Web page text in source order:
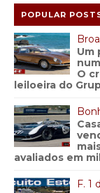
POPULAR
Um
O
leiloeira do
avaliados em
F. 1